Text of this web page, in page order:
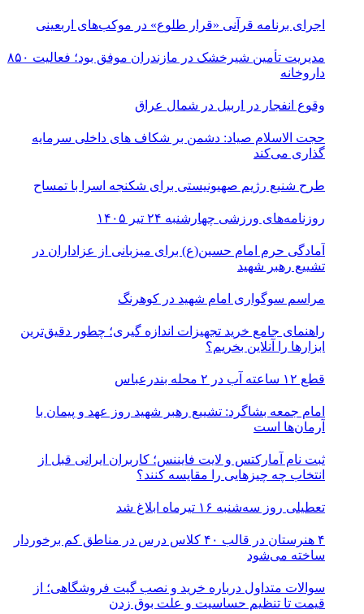
اجرای برنامه قرآنی «قرار طلوع» در موکب‌های اربعینی
مدیریت تأمین شیرخشک در مازندران موفق بود؛ فعالیت ۸۵۰
داروخانه
وقوع انفجار در اربیل در شمال عراق
حجت الاسلام صیاد: دشمن بر شکاف‌ های داخلی سرمایه‌
گذاری می‌کند
طرح شنیع رژیم صهیونیستی برای شکنجه اسرا با تمساح
روزنامه‌های ورزشی چهارشنبه ۲۴ تیر ۱۴۰۵
آمادگی حرم امام حسین(ع) برای میزبانی از عزاداران در
تشییع رهبر شهید
مراسم سوگواری امام شهید در کوهرنگ
راهنمای جامع خرید تجهیزات اندازه گیری؛ چطور دقیق‌ترین
ابزارها را آنلاین بخریم؟
قطع ۱۲ ساعته آب در ۲ محله بندرعباس
امام جمعه بشاگرد: تشییع رهبر شهید روز عهد و پیمان با
آرمان‌ها است
ثبت نام آمارکتس و لایت فایننس؛ کاربران ایرانی قبل از
انتخاب چه چیزهایی را مقایسه کنند؟
تعطیلی روز سه‌شنبه ۱۶ تیرماه ابلاغ شد
۴ هنرستان در قالب ۴۰ کلاس درس در مناطق کم برخوردار
ساخته می‌شود
سوالات متداول درباره خرید و نصب گیت فروشگاهی؛ از
قیمت تا تنظیم حساسیت و علت بوق زدن